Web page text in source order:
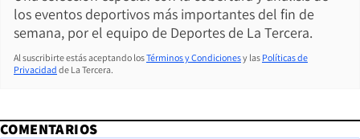
los eventos deportivos más importantes del fin de
semana, por el equipo de Deportes de La Tercera.
Al suscribirte estás aceptando losTérminos y Condicionesy las Políticas de
Privacidad de La Tercera.
COMENTARIOS